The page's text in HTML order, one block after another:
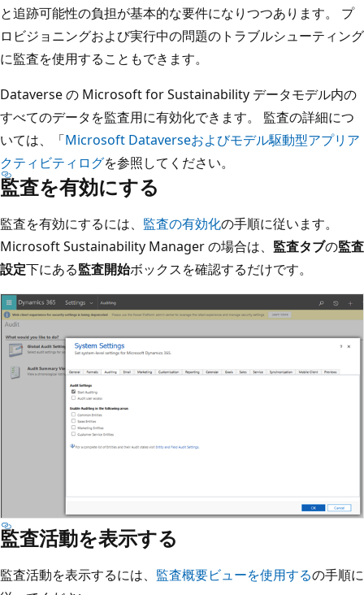
と追跡可能性の負担が基本的な要件になりつつあります。 プ
ロビジョニングおよび実行中の問題のトラブルシューティング
に監査を使用することもできます。
Dataverse の Microsoft for Sustainability データモデル内の
すべてのデータを監査用に有効化できます。 監査の詳細につ
いては、「Microsoft Dataverseおよびモデル駆動型アプリア
クティビティログを参照してください。
監査を有効にする
監査を有効にするには、 監査の有効化の手順に従います。
Microsoft Sustainability Manager の場合は、 監査タブの監査
設定下にある監査開始ボックスを確認するだけです。
監査活動を表示する
監査活動を表示するには、 監査概要ビューを使用するの手順に